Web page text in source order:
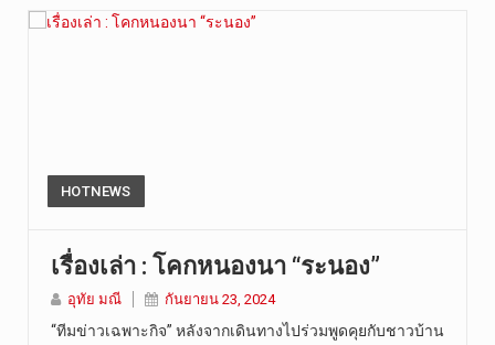
HOTNEWS
เรื่องเล่า : โคกหนองนา “ระนอง”
อุทัย มณี กันยายน 23, 2024
“ทีมข่าวเฉพาะกิจ” หลังจากเดินทางไปร่วมพูดคุยกับชาวบ้าน